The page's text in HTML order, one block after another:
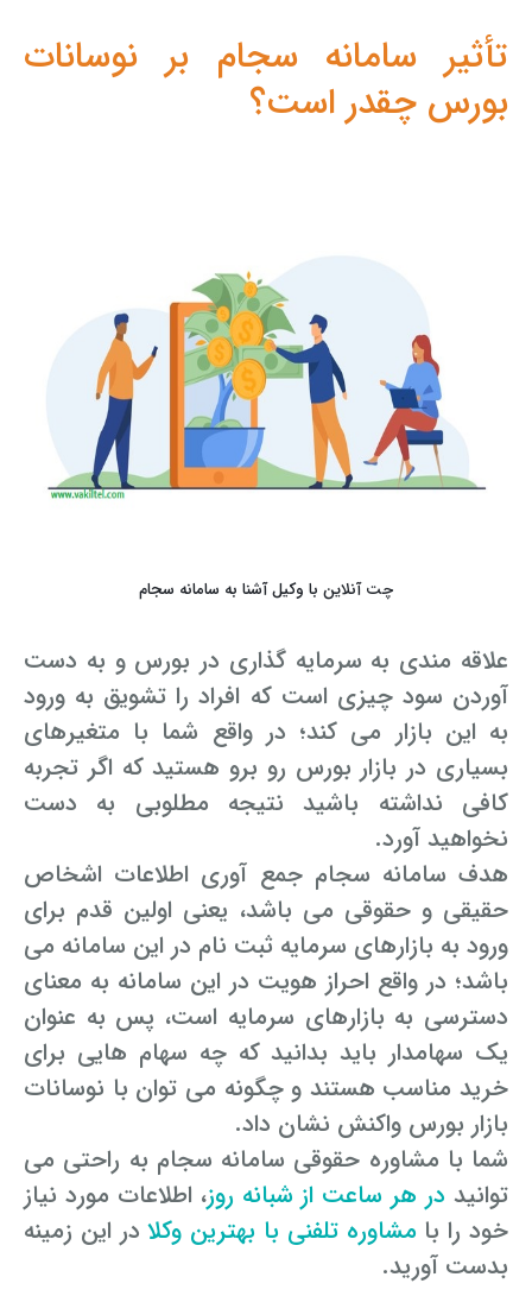
تأثیر سامانه سجام بر نوسانات
بورس چقدر است؟
چت آنلاین با وکیل آشنا به سامانه سجام
علاقه مندی به سرمایه گذاری در بورس و به دست
آوردن سود چیزی است که افراد را تشویق به ورود
به این بازار می کند؛ در واقع شما با متغیرهای
بسیاری در بازار بورس رو برو هستید که اگر تجربه
کافی نداشته باشید نتیجه مطلوبی به دست
نخواهید آورد.
هدف سامانه سجام جمع آوری اطلاعات اشخاص
حقیقی و حقوقی می باشد، یعنی اولین قدم برای
ورود به بازارهای سرمایه ثبت نام در این سامانه می
باشد؛ در واقع احراز هویت در این سامانه به معنای
دسترسی به بازارهای سرمایه است، پس به عنوان
یک سهامدار باید بدانید که چه سهام هایی برای
خرید مناسب هستند و چگونه می توان با نوسانات
بازار بورس واکنش نشان داد.
شما با مشاوره حقوقی سامانه سجام به راحتی می
توانید در هر ساعت از شبانه روز، اطلاعات مورد نیاز
خود را با مشاوره تلفنی با بهترین وکلادر این زمینه
بدست آورید.